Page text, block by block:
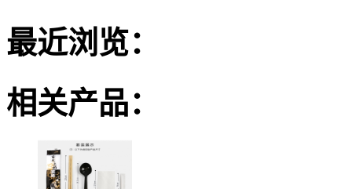
最近浏览：
相关产品：